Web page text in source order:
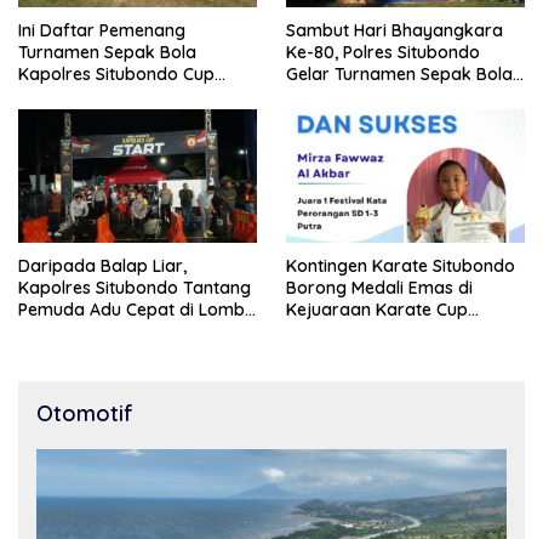
Ini Daftar Pemenang
Turnamen Sepak Bola
Kapolres Situbondo Cup
10 Tahun
Sambut Hari Bhayangkara
Ke-80, Polres Situbondo
Gelar Turnamen Sepak Bola
Daripada Balap Liar,
Kapolres Situbondo Tantang
Pemuda Adu Cepat di Lomba
Kontingen Karate Situbondo
Borong Medali Emas di
Kejuaraan Karate Cup
Otomotif